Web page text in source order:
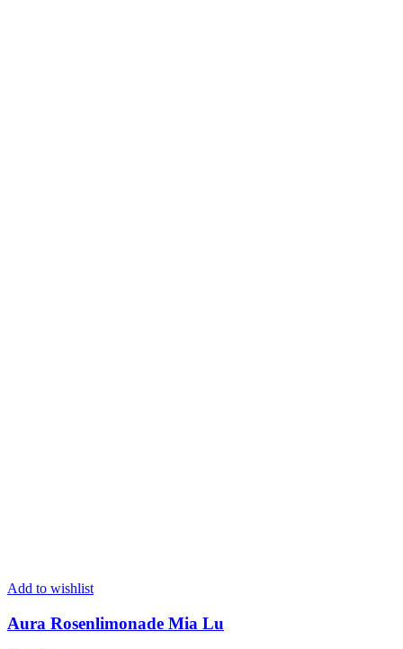
Add to wishlist
Aura Rosenlimonade Mia Lu